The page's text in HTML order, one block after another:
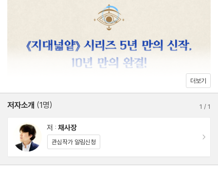
달았다. 여기서 실천이란 바로 나와 세계의 실체를 알고 삶을 바라보
는 태도를 코페르니쿠스적으로 바꾸는 것이다. 그간 지식의 모든 분
려낸 작가는 어느덧 지식과 지혜를 넘어 삶이라는 영원한 숙제를 풀
어내고 있다. 독자들은 이 책을 통해 우리가 놓치고 있는 지식이 무
엇인지 강렬하게 깨달음으로써 요원할 것만 같던 좋은 사람이 되는
법, 진정한 행복에 이르는 법, 고요하고 평온하게 삶을 살아가는 법
을 배우게 될 것이다.
더보기
저자소개 (1명) 1 /1
저 : 채사장
관심작가 알림신청